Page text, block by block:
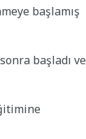
başlamış
başladı ve